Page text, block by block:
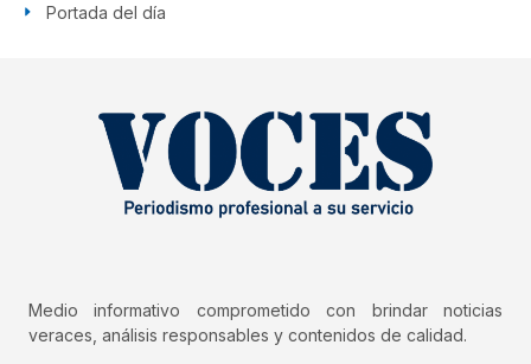
Portada del día
Medio informativo comprometido con brindar noticias
veraces, análisis responsables y contenidos de calidad.